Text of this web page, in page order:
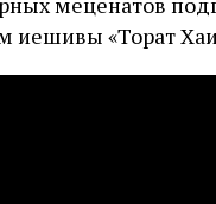
иешивы «Торат